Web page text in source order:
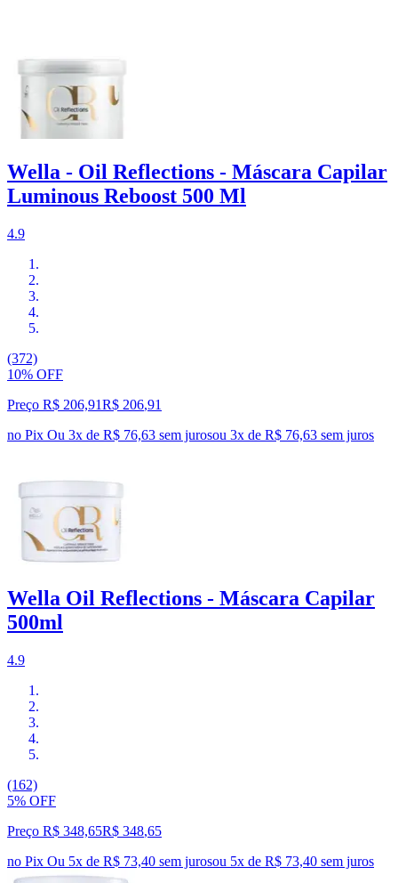
Wella - Oil Reflections - Máscara Capilar
Luminous Reboost 500 Ml
4.9
(372)
10% OFF
Preço R$ 206,91R$ 206,91
no Pix Ou 3x de R$ 76,63 sem jurosou 3x de R$ 76,63 sem juros
Wella Oil Reflections - Máscara Capilar
500ml
4.9
(162)
5% OFF
Preço R$ 348,65R$ 348,65
no Pix Ou 5x de R$ 73,40 sem jurosou 5x de R$ 73,40 sem juros